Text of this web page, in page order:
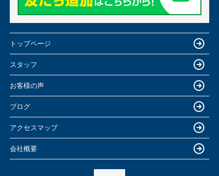
トップページ
スタッフ
お客様の声
ブログ
アクセスマップ
会社概要